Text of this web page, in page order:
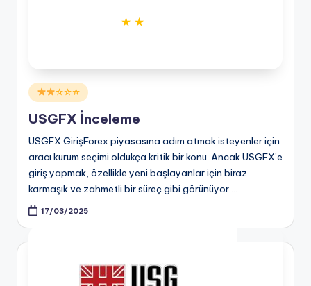
Posted
in
☆☆☆
USGFX İnceleme
USGFX GirişForex piyasasına adım atmak isteyenler için
aracı kurum seçimi oldukça kritik bir konu. Ancak USGFX’e
giriş yapmak, özellikle yeni başlayanlar için biraz
karmaşık ve zahmetli bir süreç gibi görünüyor.…
17/03/2025